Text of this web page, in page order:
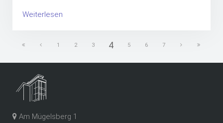
Weiterlesen
1 2 3 4 5 6 7
Am Mügelsberg 1